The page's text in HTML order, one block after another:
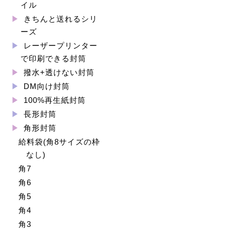
イル
きちんと送れるシリ
ーズ
レーザープリンター
で印刷できる封筒
撥水+透けない封筒
DM向け封筒
100%再生紙封筒
長形封筒
角形封筒
給料袋(角8サイズの枠
なし)
角7
角6
角5
角4
角3